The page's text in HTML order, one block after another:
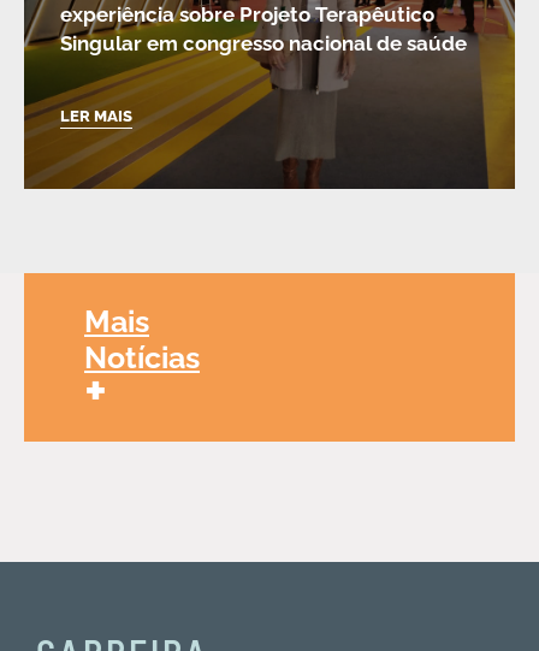
experiência sobre Projeto Terapêutico
Singular em congresso nacional de saúde
LER MAIS
Mais
Notícias
+